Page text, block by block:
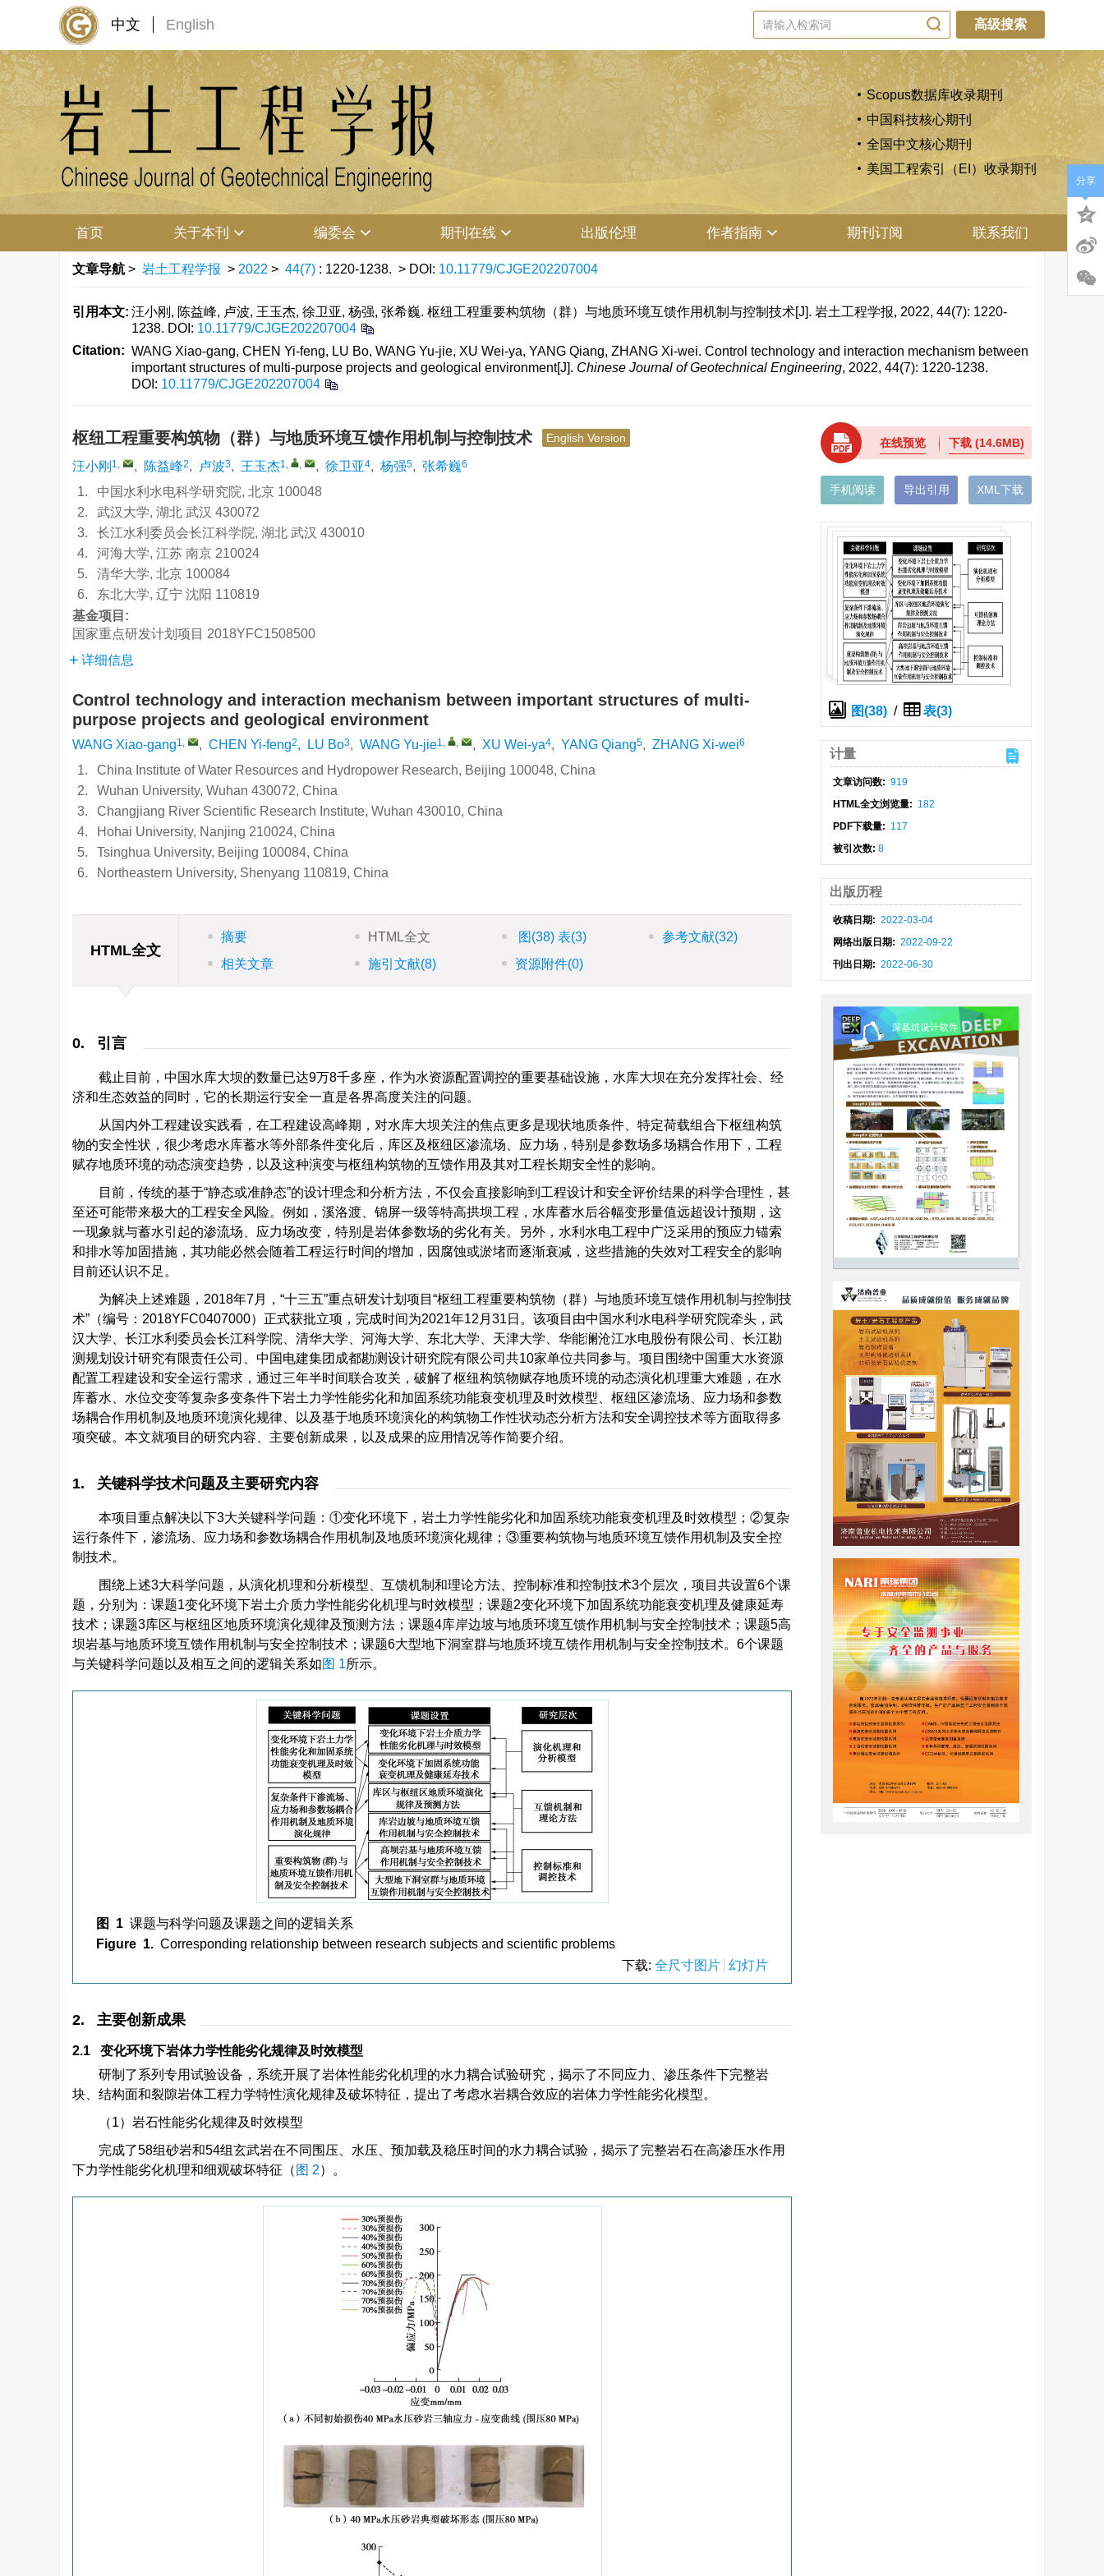
中文 English 高级搜索
Scopus数据库收录期刊
中国科技核心期刊
全国中文核心期刊
美国工程索引（EI）收录期刊
首页 关于本刊 编委会 期刊在线 出版伦理 作者指南 期刊订阅 联系我们
文章导航 > 岩土工程学报 > 2022 > 44(7) : 1220-1238. > DOI: 10.11779/CJGE202207004
引用本文: 汪小刚, 陈益峰, 卢波, 王玉杰, 徐卫亚, 杨强, 张希巍. 枢纽工程重要构筑物（群）与地质环境互馈作用机制与控制技术[J]. 岩土工程学报, 2022, 44(7): 1220-
1238. DOI: 10.11779/CJGE202207004
Citation: WANG Xiao-gang, CHEN Yi-feng, LU Bo, WANG Yu-jie, XU Wei-ya, YANG Qiang, ZHANG Xi-wei. Control technology and interaction mechanism between
important structures of multi-purpose projects and geological environment[J]. Chinese Journal of Geotechnical Engineering, 2022, 44(7): 1220-1238.
DOI: 10.11779/CJGE202207004
枢纽工程重要构筑物（群）与地质环境互馈作用机制与控制技术 English Version
汪小刚 1, , 陈益峰2, 卢波3, 王玉杰1, , , 徐卫亚4, 杨强5, 张希巍6
1.
中国水利水电科学研究院, 北京 100048
2.
武汉大学, 湖北 武汉 430072
3.
长江水利委员会长江科学院, 湖北 武汉 430010
4.
河海大学, 江苏 南京 210024
5.
清华大学, 北京 100084
6.
东北大学, 辽宁 沈阳 110819
基金项目:
国家重点研发计划项目 2018YFC1508500
详细信息
Control technology and interaction mechanism between important structures of multi-
purpose projects and geological environment
WANG Xiao-gang1, , CHEN Yi-feng2, LU Bo3, WANG Yu-jie1, , , XU Wei-ya4, YANG Qiang5, ZHANG Xi-wei6
1.
China Institute of Water Resources and Hydropower Research, Beijing 100048, China
2.
Wuhan University, Wuhan 430072, China
3.
Changjiang River Scientific Research Institute, Wuhan 430010, China
4.
Hohai University, Nanjing 210024, China
5.
Tsinghua University, Beijing 100084, China
6.
Northeastern University, Shenyang 110819, China
HTML全文
摘要 HTML全文 图 (38) 表(3) 参考文献(32)
相关文章
施引文献(8) 资源附件(0)
0. 引言
截止目前，中国水库大坝的数量已达9万8千多座，作为水资源配置调控的重要基础设施，水库大坝在充分发挥社会、经
济和生态效益的同时，它的长期运行安全一直是各界高度关注的问题。
从国内外工程建设实践看，在工程建设高峰期，对水库大坝关注的焦点更多是现状地质条件、特定荷载组合下枢纽构筑
物的安全性状，很少考虑水库蓄水等外部条件变化后，库区及枢纽区渗流场、应力场，特别是参数场多场耦合作用下，工程
赋存地质环境的动态演变趋势，以及这种演变与枢纽构筑物的互馈作用及其对工程长期安全性的影响。
目前，传统的基于“静态或准静态”的设计理念和分析方法，不仅会直接影响到工程设计和安全评价结果的科学合理性，甚
至还可能带来极大的工程安全风险。例如，溪洛渡、锦屏一级等特高拱坝工程，水库蓄水后谷幅变形量值远超设计预期，这
一现象就与蓄水引起的渗流场、应力场改变，特别是岩体参数场的劣化有关。另外，水利水电工程中广泛采用的预应力锚索
和排水等加固措施，其功能必然会随着工程运行时间的增加，因腐蚀或淤堵而逐渐衰减，这些措施的失效对工程安全的影响
目前还认识不足。
为解决上述难题，2018年7月，“十三五”重点研发计划项目“枢纽工程重要构筑物（群）与地质环境互馈作用机制与控制技
术”（编号：2018YFC0407000）正式获批立项，完成时间为2021年12月31日。该项目由中国水利水电科学研究院牵头，武
汉大学、长江水利委员会长江科学院、清华大学、河海大学、东北大学、天津大学、华能澜沧江水电股份有限公司、长江勘
测规划设计研究有限责任公司、中国电建集团成都勘测设计研究院有限公司共10家单位共同参与。项目围绕中国重大水资源
配置工程建设和安全运行需求，通过三年半时间联合攻关，破解了枢纽构筑物赋存地质环境的动态演化机理重大难题，在水
库蓄水、水位交变等复杂多变条件下岩土力学性能劣化和加固系统功能衰变机理及时效模型、枢纽区渗流场、应力场和参数
场耦合作用机制及地质环境演化规律、以及基于地质环境演化的构筑物工作性状动态分析方法和安全调控技术等方面取得多
项突破。本文就项目的研究内容、主要创新成果，以及成果的应用情况等作简要介绍。
1. 关键科学技术问题及主要研究内容
本项目重点解决以下3大关键科学问题：①变化环境下，岩土力学性能劣化和加固系统功能衰变机理及时效模型；②复杂
运行条件下，渗流场、应力场和参数场耦合作用机制及地质环境演化规律；③重要构筑物与地质环境互馈作用机制及安全控
制技术。
围绕上述3大科学问题，从演化机理和分析模型、互馈机制和理论方法、控制标准和控制技术3个层次，项目共设置6个课
题，分别为：课题1变化环境下岩土介质力学性能劣化机理与时效模型；课题2变化环境下加固系统功能衰变机理及健康延寿
技术；课题3库区与枢纽区地质环境演化规律及预测方法；课题4库岸边坡与地质环境互馈作用机制与安全控制技术；课题5高
坝岩基与地质环境互馈作用机制与安全控制技术；课题6大型地下洞室群与地质环境互馈作用机制与安全控制技术。6个课题
与关键科学问题以及相互之间的逻辑关系如图 1所示。
图 1 课题与科学问题及课题之间的逻辑关系
Figure 1. Corresponding relationship between research subjects and scientific problems
下载: 全尺寸图片 幻灯片
2. 主要创新成果
2.1 变化环境下岩体力学性能劣化规律及时效模型
研制了系列专用试验设备，系统开展了岩体性能劣化机理的水力耦合试验研究，揭示了不同应力、渗压条件下完整岩
块、结构面和裂隙岩体工程力学特性演化规律及破坏特征，提出了考虑水岩耦合效应的岩体力学性能劣化模型。
（1）岩石性能劣化规律及时效模型
完成了58组砂岩和54组玄武岩在不同围压、水压、预加载及稳压时间的水力耦合试验，揭示了完整岩石在高渗压水作用
下力学性能劣化机理和细观破坏特征（ 图 2）。
在线预览 下载(14.6MB)
手机阅读 导出引用 XML下载
图(38) / 表(3)
计量
文章访问数: 919
HTML全文浏览量: 182
PDF下载量: 117
被引次数:8
出版历程
收稿日期: 2022-03-04
网络出版日期: 2022-09-22
刊出日期: 2022-06-30
分享